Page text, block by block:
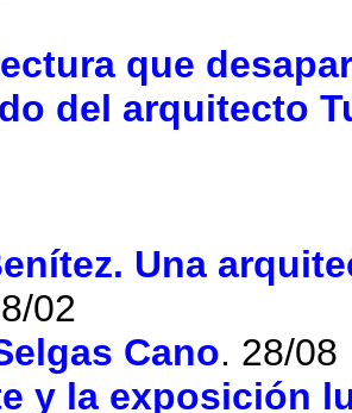
que
del arquitecto
. Una
02
Cano. 28/08
y la exposición